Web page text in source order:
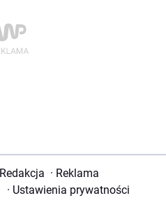
Redakcja · Reklama
· Ustawienia prywatności